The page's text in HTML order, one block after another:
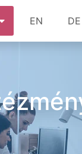
EN DE